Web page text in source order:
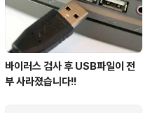
바이러스 검사 후 USB파일이 전
부 사라졌습니다!!